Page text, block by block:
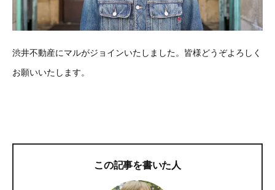
渋井不動産にマルがジョインいたしました。皆様どうぞよろしく
お願いいたします。
この記事を書いた人